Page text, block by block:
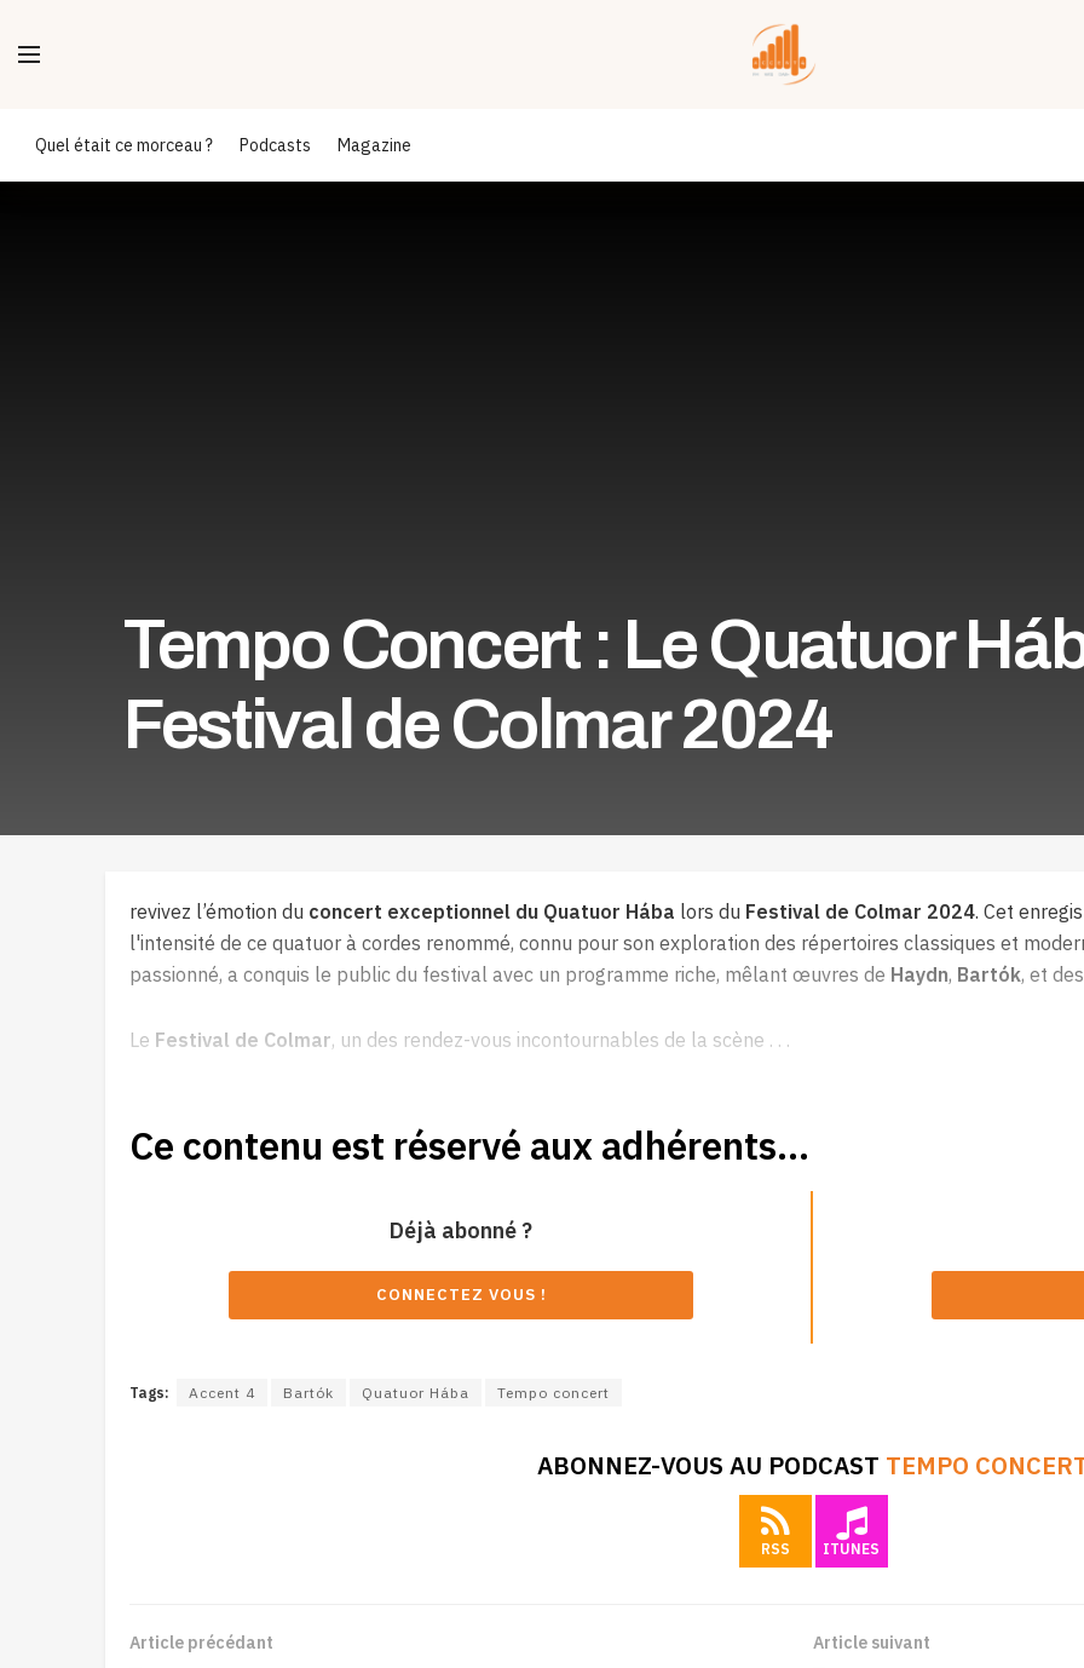
Quel était ce morceau ? Podcasts Magazine
Tempo Concert : Le Quatuor
Festival de Colmar 2024
revivez l’émotion du concert exceptionnel du Quatuor Hába lors du Festival de Colmar 2024. Cet
l'intensité de ce quatuor à cordes renommé, connu pour son exploration des répertoires classiques et
passionné, a conquis le public du festival avec un programme riche, mêlant œuvres de Haydn, Bartók, et
Le Festival de Colmar, un des rendez-vous incontournables de la scène . . .
Ce contenu est réservé aux adhérents...
Déjà abonné ?
CONNECTEZ VOUS !
Tags: Accent 4 Bartók Quatuor Hába Tempo concert
ABONNEZ-VOUS AU PODCAST TEMPO
RSS ITUNES
Article précédant Article suivant